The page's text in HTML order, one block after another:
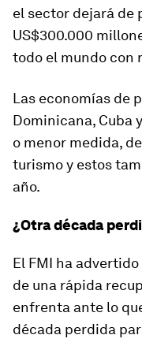
el sector dejará de
US$300.000
todo el mundo con
Las economías de
Dominicana, Cuba
o menor medida,
turismo y estos
año.
¿Otra década
El FMI ha
de una rápida
enfrenta ante lo
década perdida